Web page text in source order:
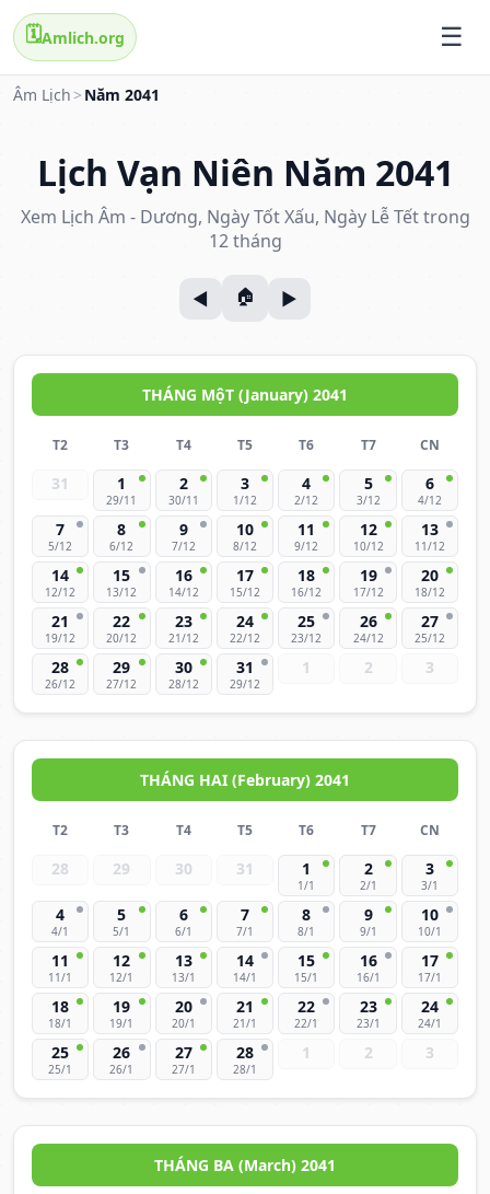
🗓️Amlich.org
Âm Lịch > Năm 2041
Lịch Vạn Niên Năm 2041
Xem Lịch Âm - Dương, Ngày Tốt Xấu, Ngày Lễ Tết trong
12 tháng
THÁNG MộT (January) 2041
T2 T3 T4 T5 T6 T7 CN
31 1
29/11
2
30/11
3
1/12
4
2/12
5
3/12
6
4/12
7
5/12
8
6/12
9
7/12
10
8/12
11
9/12
12
10/12
13
11/12
14
12/12
15
13/12
16
14/12
17
15/12
18
16/12
19
17/12
20
18/12
21
19/12
22
20/12
23
21/12
24
22/12
25
23/12
26
24/12
27
25/12
28
26/12
29
27/12
30
28/12
31
29/12
1 2 3
THÁNG HAI (February) 2041
T2 T3 T4 T5 T6 T7 CN
28 29 30 31 1
1/1
2
2/1
3
3/1
4
4/1
5
5/1
6
6/1
7
7/1
8
8/1
9
9/1
10
10/1
11
11/1
12
12/1
13
13/1
14
14/1
15
15/1
16
16/1
17
17/1
18
18/1
19
19/1
20
20/1
21
21/1
22
22/1
23
23/1
24
24/1
25
25/1
26
26/1
27
27/1
28
28/1
1 2 3
THÁNG BA (March) 2041